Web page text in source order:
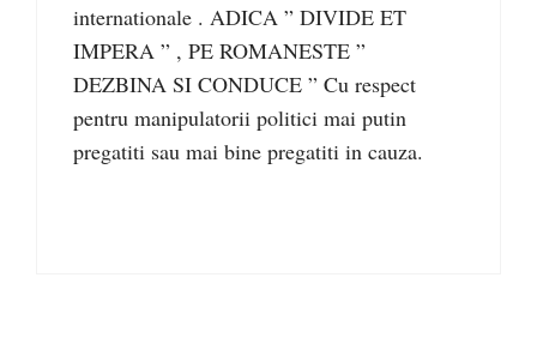
internationale . ADICA ” DIVIDE ET
IMPERA ” , PE ROMANESTE ”
DEZBINA SI CONDUCE ” Cu respect
pentru manipulatorii politici mai putin
pregatiti sau mai bine pregatiti in cauza.